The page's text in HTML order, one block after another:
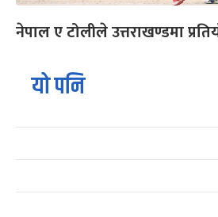
नेपाल ए टोलीले उत्तराखण्डमा
यो पनि